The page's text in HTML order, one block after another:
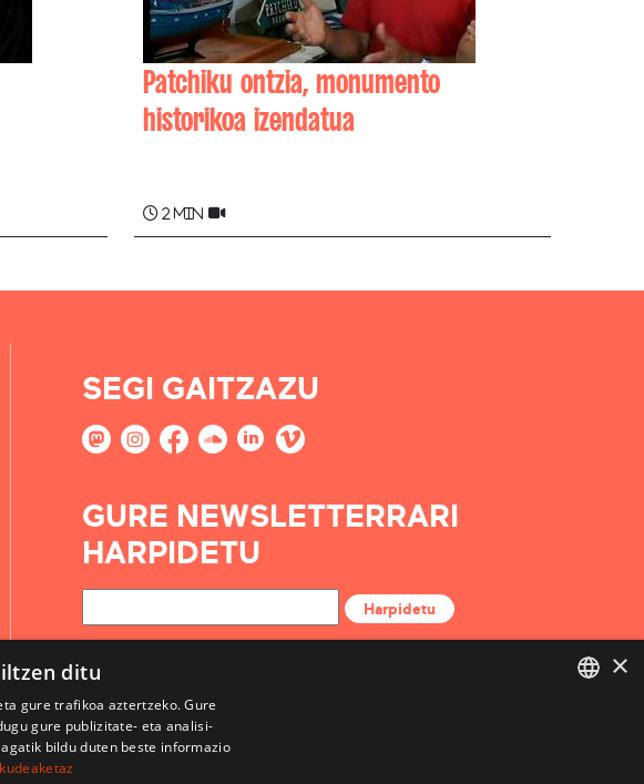
Patchiku ontzia, monumento
historikoa izendatua
2 min
SEGI GAITZAZU
GURE NEWSLETTERRARI
HARPIDETU
Harpidetu
×
ditu
gure trafikoa aztertzeko. Gure
gure publizitate- eta analisi-
bildu duten beste informazio